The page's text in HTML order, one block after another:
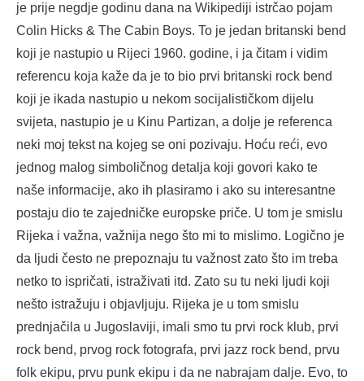
je prije negdje godinu dana na Wikipediji istrčao pojam
Colin Hicks & The Cabin Boys. To je jedan britanski bend
koji je nastupio u Rijeci 1960. godine, i ja čitam i vidim
referencu koja kaže da je to bio prvi britanski rock bend
koji je ikada nastupio u nekom socijalističkom dijelu
svijeta, nastupio je u Kinu Partizan, a dolje je referenca
neki moj tekst na kojeg se oni pozivaju. Hoću reći, evo
jednog malog simboličnog detalja koji govori kako te
naše informacije, ako ih plasiramo i ako su interesantne
postaju dio te zajedničke europske priče. U tom je smislu
Rijeka i važna, važnija nego što mi to mislimo. Logično je
da ljudi često ne prepoznaju tu važnost zato što im treba
netko to ispričati, istraživati itd. Zato su tu neki ljudi koji
nešto istražuju i objavljuju. Rijeka je u tom smislu
prednjačila u Jugoslaviji, imali smo tu prvi rock klub, prvi
rock bend, prvog rock fotografa, prvi jazz rock bend, prvu
folk ekipu, prvu punk ekipu i da ne nabrajam dalje. Evo, to